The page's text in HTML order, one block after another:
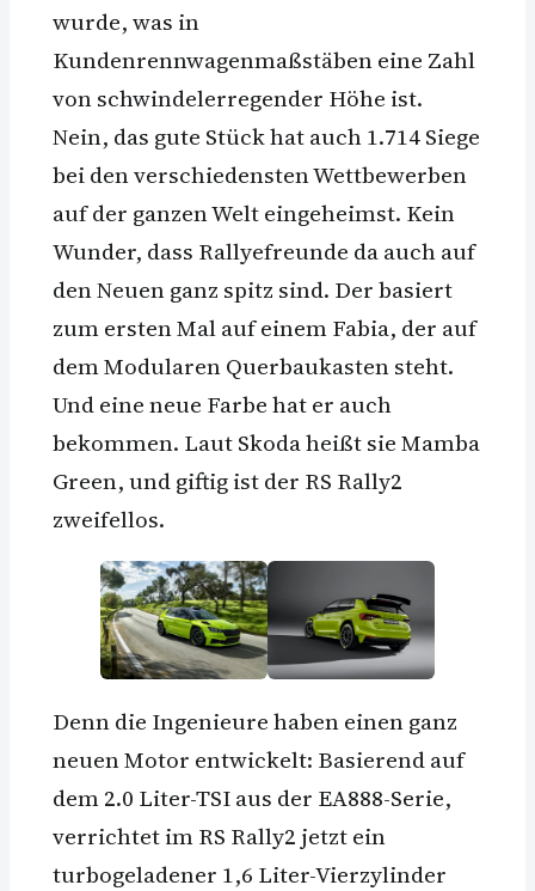
wurde, was in
Kundenrennwagenmaßstäben eine Zahl
von schwindelerregender Höhe ist.
Nein, das gute Stück hat auch 1.714 Siege
bei den verschiedensten Wettbewerben
auf der ganzen Welt eingeheimst. Kein
Wunder, dass Rallyefreunde da auch auf
den Neuen ganz spitz sind. Der basiert
zum ersten Mal auf einem Fabia, der auf
dem Modularen Querbaukasten steht.
Und eine neue Farbe hat er auch
bekommen. Laut Skoda heißt sie Mamba
Green, und giftig ist der RS Rally2
zweifellos.
Denn die Ingenieure haben einen ganz
neuen Motor entwickelt: Basierend auf
dem 2.0 Liter-TSI aus der EA888-Serie,
verrichtet im RS Rally2 jetzt ein
turbogeladener 1,6 Liter-Vierzylinder